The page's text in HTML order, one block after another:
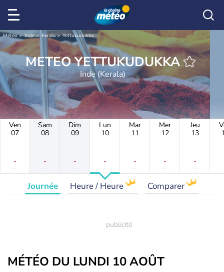
Météo Inde Kerala Yettukudukka
METEO YETTUKUDUKKA
Inde (Kerala)
Ven
07
-
-
Sam
08
-
-
Dim
09
-
-
Lun
10
-
-
Mar
11
-
-
Mer
12
-
-
Jeu
13
-
-
Journée Heure / Heure Comparer
MÉTÉO DU LUNDI 10 AOÛT